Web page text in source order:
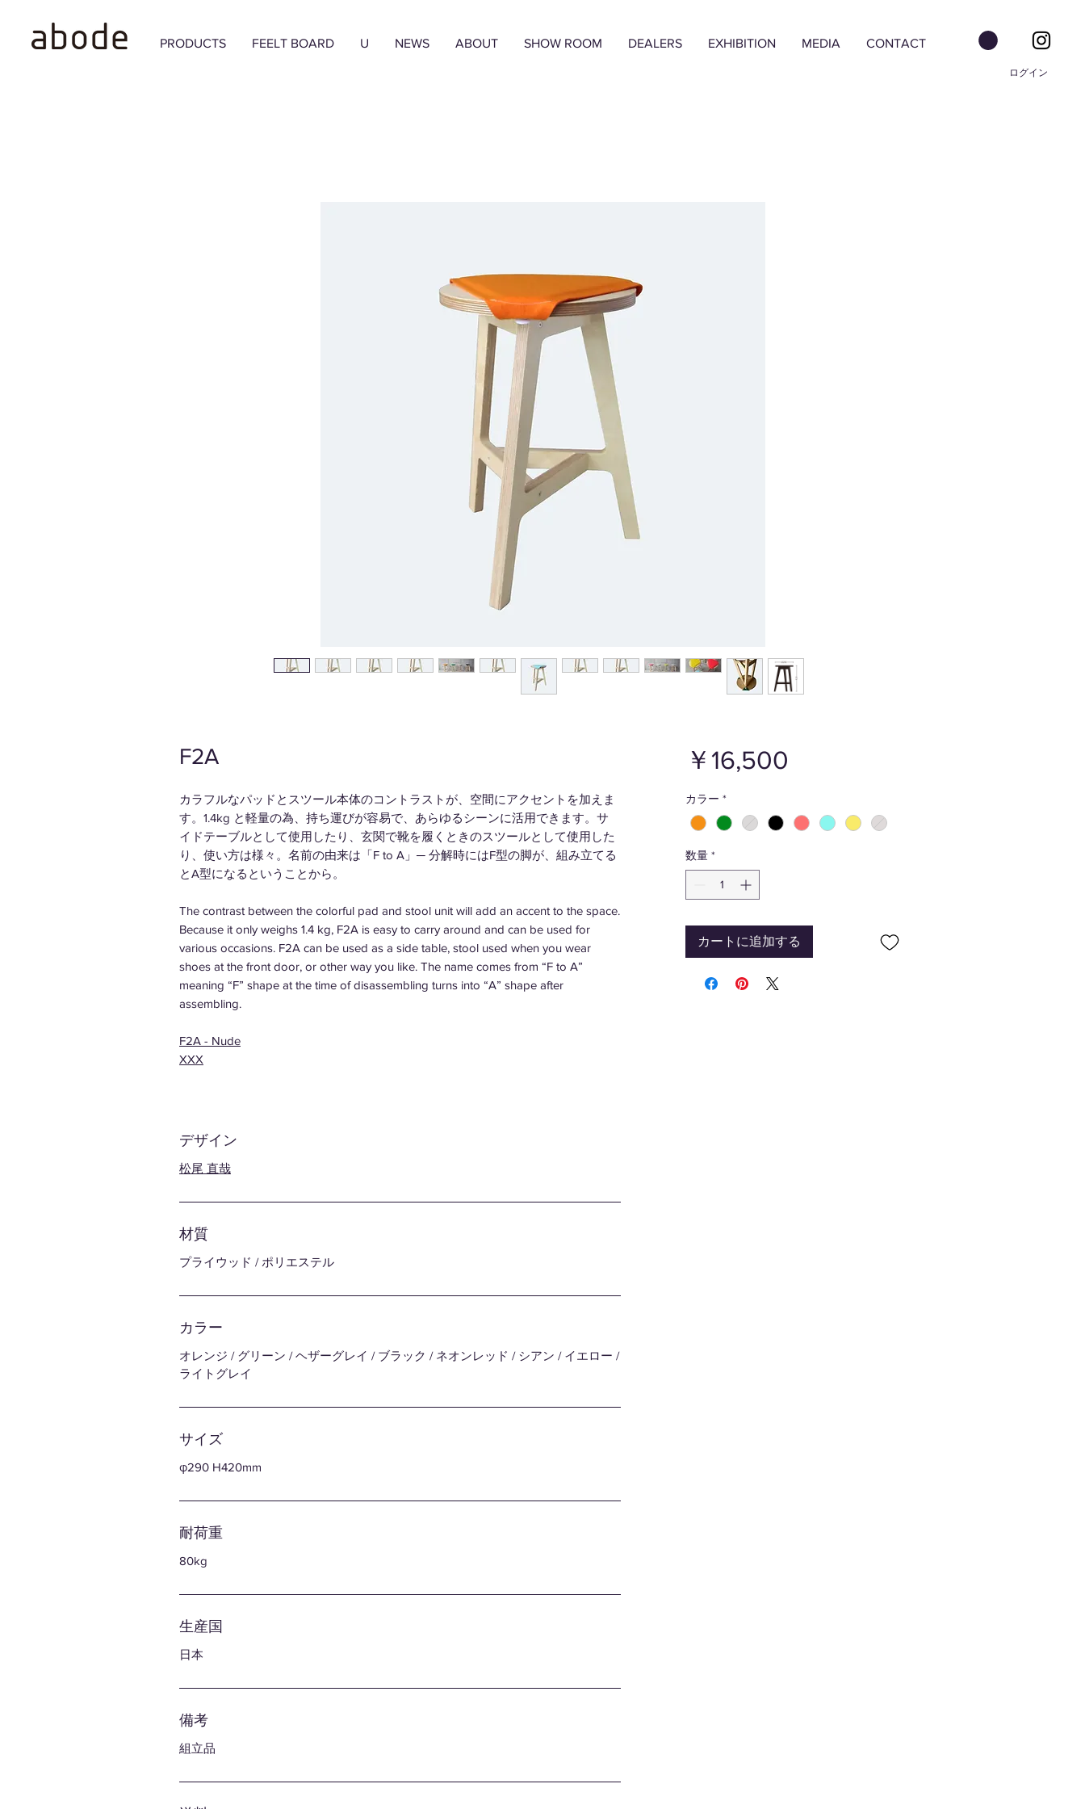
PRODUCTS FEELT BOARD U NEWS ABOUT SHOW ROOM DEALERS EXHIBITION MEDIA CONTACT
ログイン
F2A
カラフルなパッドとスツール本体のコントラストが、空間にアクセントを加えま
す。1.4kg と軽量の為、持ち運びが容易で、あらゆるシーンに活用できます。サ
イドテーブルとして使用したり、玄関で靴を履くときのスツールとして使用した
り、使い方は様々。名前の由来は「F to A」─ 分解時にはF型の脚が、組み立てる
とA型になるということから。
The contrast between the colorful pad and stool unit will add an accent to the space.
Because it only weighs 1.4 kg, F2A is easy to carry around and can be used for
various occasions. F2A can be used as a side table, stool used when you wear
shoes at the front door, or other way you like. The name comes from “F to A”
meaning “F” shape at the time of disassembling turns into “A” shape after
assembling.
F2A - Nude
XXX
デザイン
松尾 直哉
材質
プライウッド / ポリエステル
カラー
オレンジ / グリーン / ヘザーグレイ / ブラック / ネオンレッド / シアン / イエロー /
ライトグレイ
サイズ
φ290 H420mm
耐荷重
80kg
生産国
日本
備考
組立品
￥16,500
カラー *
数量 *
カートに追加する